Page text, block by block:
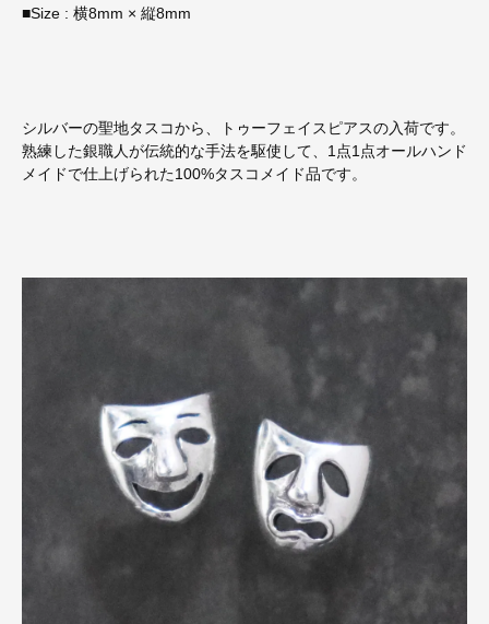
■Size : 横8mm × 縦8mm
シルバーの聖地タスコから、トゥーフェイスピアスの入荷です。
熟練した銀職人が伝統的な手法を駆使して、1点1点オールハンド
メイドで仕上げられた100%タスコメイド品です。